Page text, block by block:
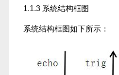
1.1.3 系统结构框图
系统结构框图如下所示：